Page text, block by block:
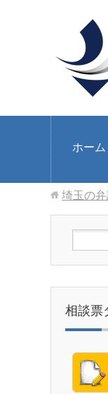
ホーム
埼玉の
相談票